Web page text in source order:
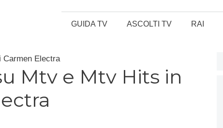
GUIDA TV ASCOLTI TV RAI
Carmen Electra
Mtv e Mtv Hits in